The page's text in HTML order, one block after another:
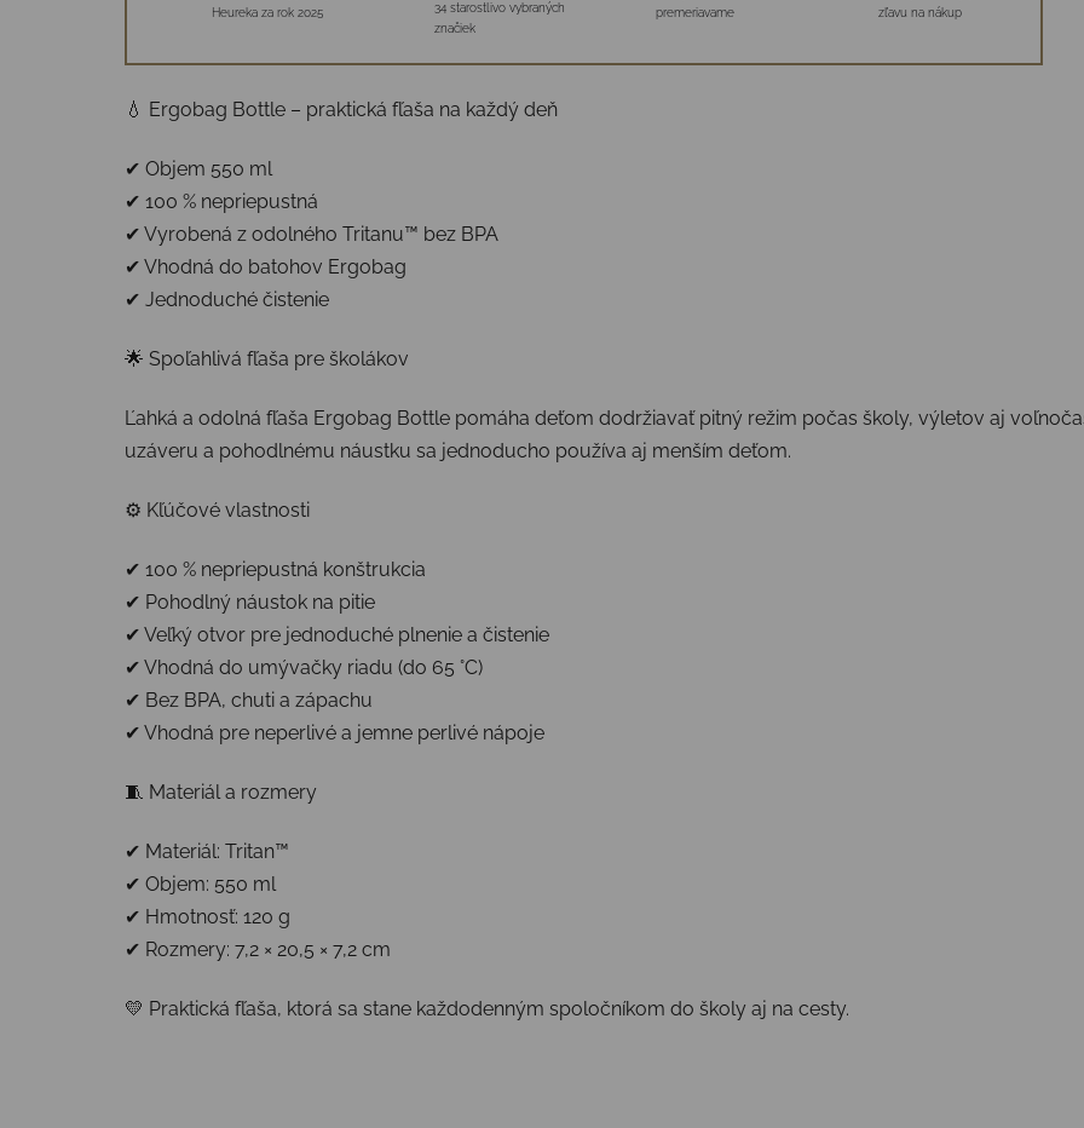
Heureka za rok 2025
34 starostlivo vybraných
značiek
premeriavame
zľavu na nákup
💧 Ergobag Bottle – praktická fľaša na každý deň
✔ Objem 550 ml
✔ 100 % nepriepustná
✔ Vyrobená z odolného Tritanu™ bez BPA
✔ Vhodná do batohov Ergobag
✔ Jednoduché čistenie
🌟 Spoľahlivá fľaša pre školákov
Ľahká a odolná fľaša Ergobag Bottle pomáha deťom dodržiavať pitný režim počas školy, výletov aj
uzáveru a pohodlnému náustku sa jednoducho používa aj menším deťom.
⚙️ Kľúčové vlastnosti
✔ 100 % nepriepustná konštrukcia
✔ Pohodlný náustok na pitie
✔ Veľký otvor pre jednoduché plnenie a čistenie
✔ Vhodná do umývačky riadu (do 65 °C)
✔ Bez BPA, chuti a zápachu
✔ Vhodná pre neperlivé a jemne perlivé nápoje
🧵 Materiál a rozmery
✔ Materiál: Tritan™
✔ Objem: 550 ml
✔ Hmotnosť: 120 g
✔ Rozmery: 7,2 × 20,5 × 7,2 cm
💛 Praktická fľaša, ktorá sa stane každodenným spoločníkom do školy aj na cesty.